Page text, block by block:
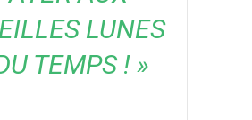
LUNES
TEMPS ! »